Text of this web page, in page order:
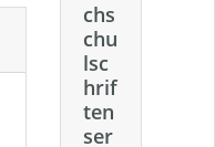
chs
chu
lsc
hrif
ten
ser